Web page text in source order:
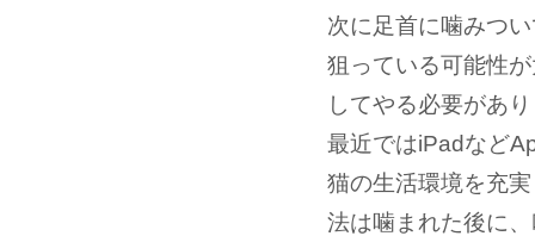
次に足首に噛みつ
狙っている可能性
してやる必要があ
最近ではiPadなど
猫の生活環境を充
法は噛まれた後に